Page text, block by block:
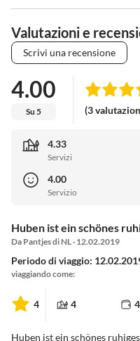
Valutazioni e
Scrivi una recensione
4.00
Su 5 (3
4.33
Servizi
4.00
Servizio
Huben ist ein schönes
Da Pantjes di NL · 12.02.2019
Periodo di viaggio:
viaggiando come:
4 4 4
Huben ist ein schönes